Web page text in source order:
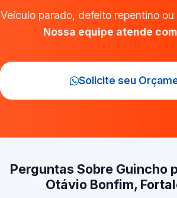
Veículo parado, defeito repentino
Nossa equipe atende
Solicite seu
Perguntas Sobre Guincho
Otávio Bonfim,